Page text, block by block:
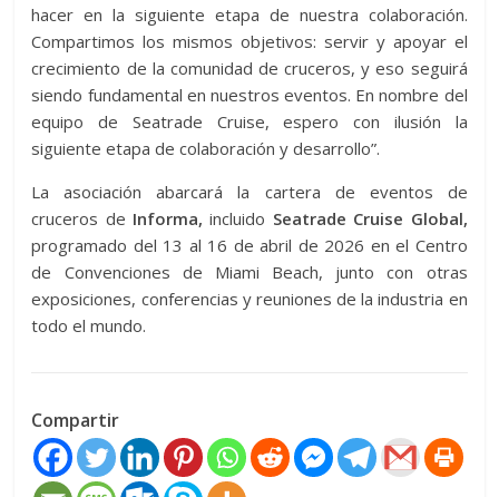
hacer en la siguiente etapa de nuestra colaboración.
Compartimos los mismos objetivos: servir y apoyar el
crecimiento de la comunidad de cruceros, y eso seguirá
siendo fundamental en nuestros eventos. En nombre del
equipo de Seatrade Cruise, espero con ilusión la
siguiente etapa de colaboración y desarrollo”.
La asociación abarcará la cartera de eventos de
cruceros de Informa, incluido Seatrade Cruise Global,
programado del 13 al 16 de abril de 2026 en el Centro
de Convenciones de Miami Beach, junto con otras
exposiciones, conferencias y reuniones de la industria en
todo el mundo.
Compartir